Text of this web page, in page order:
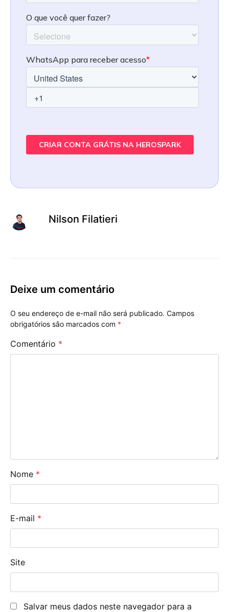
Nilson Filatieri
Deixe um comentário
O seu endereço de e-mail não será publicado. Campos
obrigatórios são marcados com *
Comentário *
Nome *
E-mail *
Site
Salvar meus dados neste navegador para a